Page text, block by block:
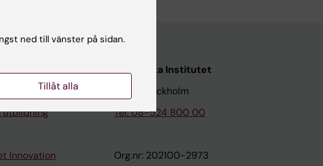
utbildning
Innovation
Karolinska Institutet
171 77 Stockholm
Tel: 08-524 800 00
Org.nr: 202100-2973
ned till vänster på sidan.
Tillåt alla